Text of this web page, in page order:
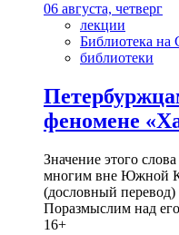
06 августа, четверг
лекции
Библиотека на
библиотеки
феномене
Значение этого
многим вне Южной
(дословный
Поразмыслим над
16+